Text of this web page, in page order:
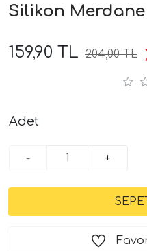
Silikon
159,90 TL 204,00 TL
Adet
- +